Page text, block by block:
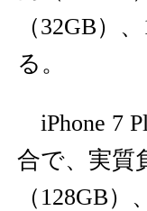
（32GB）
る。
iPhone 7
合で、実質
（128GB